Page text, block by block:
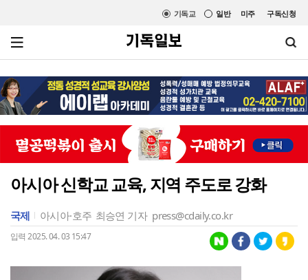
미주 구독신청
일반
기독교
아시아 신학교 교육, 지역 주도로 강화
국제 아시아·호주 최승연 기자 press@cdaily.co.kr
입력 2025. 04. 03 15:47